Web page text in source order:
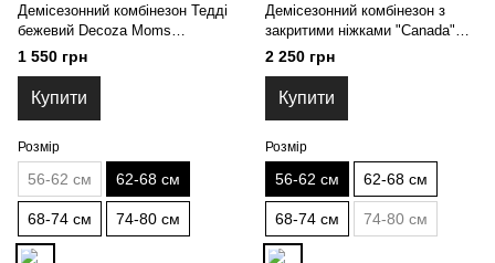
Демісезонний комбінезон Тедді
бежевий Decoza Moms
(TeddyDM36-6113-W04) 62-68
1 550 грн
Купити
Розмір
56-62 см 62-68 см
68-74 см 74-80 см
Демісезонний комбінезон з
закритими ніжками "Canada"
Мокко Decoza Moms
(demslip03-OK007) 56-62
2 250 грн
Купити
Розмір
56-62 см 62-68 см
68-74 см 74-80 см